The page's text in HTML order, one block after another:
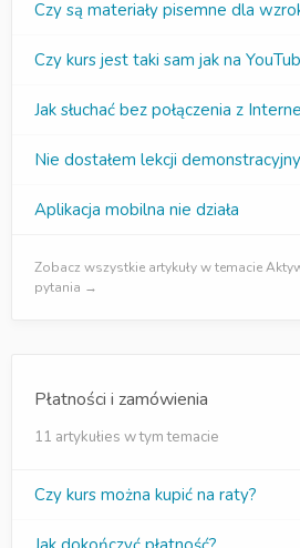
Czy są materiały pisemne dla
Czy kurs jest taki sam jak na
Jak słuchać bez połączenia z
Nie dostałem lekcji
Aplikacja mobilna nie działa
Zobacz wszystkie artykuły w temacie
pytania →
Płatności i zamówienia
11 artykułies w tym temacie
Czy kurs można kupić na raty?